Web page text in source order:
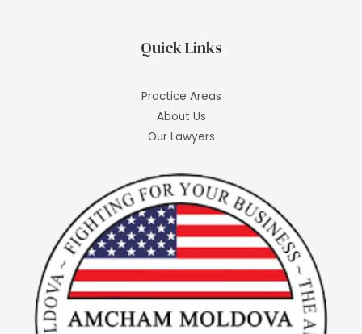
Quick Links
Practice Areas
About Us
Our Lawyers